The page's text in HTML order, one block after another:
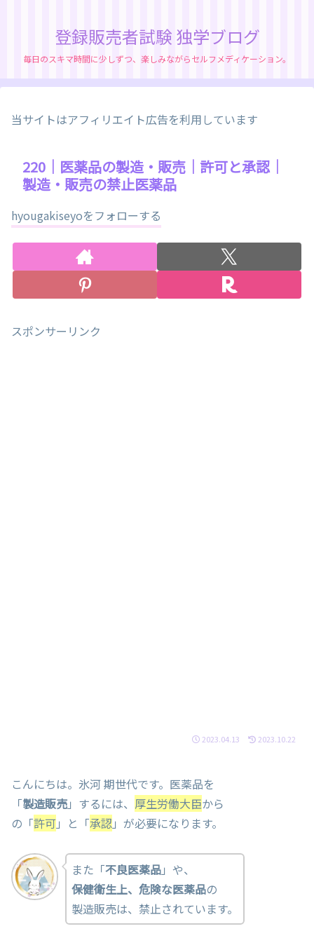
登録販売者試験 独学ブログ
毎日のスキマ時間に少しずつ、楽しみながらセルフメディケーション。
当サイトはアフィリエイト広告を利用しています
220｜医薬品の製造・販売｜許可と承認｜
製造・販売の禁止医薬品
hyougakiseyoをフォローする
スポンサーリンク
2023.04.13 2023.10.22
こんにちは。氷河 期世代です。医薬品を
「製造販売」するには、 厚生労働大臣から
の「許可 」と「承認」が必要になります。
また「不良医薬品」や、
保健衛生上、危険な医薬品の
製造販売は、禁止されています。